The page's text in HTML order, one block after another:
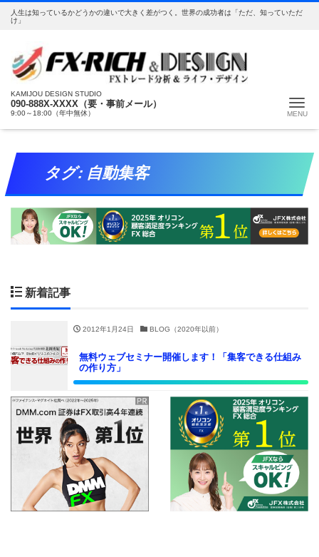
人生は知っているかどうかの違いで大きく差がつく。世界の成功者は「ただ、知っていただ
け」
KAMIJOU DESIGN STUDIO
090-888X-XXXX（要・事前メール）
9:00～18:00（年中無休）
タグ:自動集客
新着記事
2012年1月24日 BLOG（2020年以前）
無料ウェブセミナー開催します！「集客できる仕組み
の作り方」